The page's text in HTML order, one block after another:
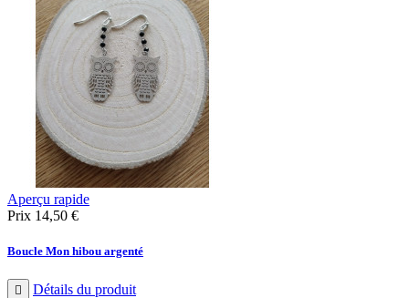
Aperçu rapide
Prix 14,50 €
Boucle Mon hibou argenté
 Détails du produit